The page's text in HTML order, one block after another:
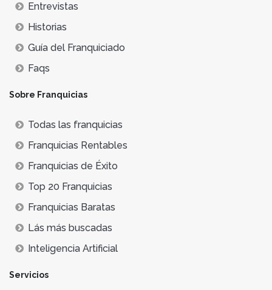
Entrevistas
Historias
Guía del Franquiciado
Faqs
Sobre Franquicias
Todas las franquicias
Franquicias Rentables
Franquicias de Éxito
Top 20 Franquicias
Franquicias Baratas
Lás más buscadas
Inteligencia Artificial
Servicios